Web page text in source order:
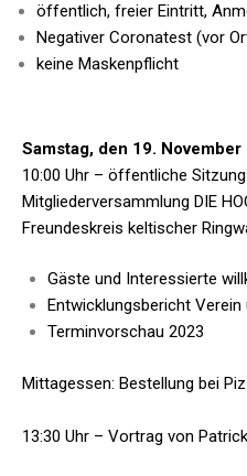
öffentlich, freier Eintritt,
Negativer Coronatest (vor
keine Maskenpflicht
Samstag, den 19. November
10:00 Uhr – öffentliche Sitzung
Mitgliederversammlung DIE
Freundeskreis keltischer
Gäste und Interessierte
Entwicklungsbericht
Terminvorschau 2023
Mittagessen: Bestellung bei
13:30 Uhr – Vortrag von